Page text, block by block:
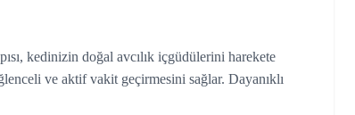
kedinizin doğal avcılık içgüdülerini harekete
ve aktif vakit geçirmesini sağlar. Dayanıklı